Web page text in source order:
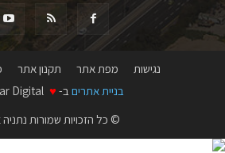
נגישות מפת אתר תקנון אתר
בניית אתרים ב- ♥
© כל הזכויות שמורות נתניה